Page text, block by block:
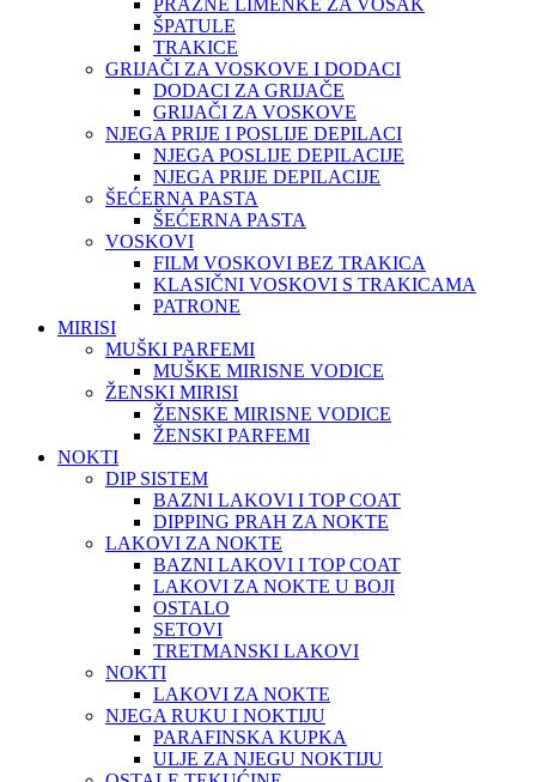
PRAZNE LIMENKE ZA VOSAK
ŠPATULE
TRAKICE
GRIJAČI ZA VOSKOVE I DODACI
DODACI ZA GRIJAČE
GRIJAČI ZA VOSKOVE
NJEGA PRIJE I POSLIJE DEPILACI
NJEGA POSLIJE DEPILACIJE
NJEGA PRIJE DEPILACIJE
ŠEĆERNA PASTA
ŠEĆERNA PASTA
VOSKOVI
FILM VOSKOVI BEZ TRAKICA
KLASIČNI VOSKOVI S TRAKICAMA
PATRONE
MIRISI
MUŠKI PARFEMI
MUŠKE MIRISNE VODICE
ŽENSKI MIRISI
ŽENSKE MIRISNE VODICE
ŽENSKI PARFEMI
NOKTI
DIP SISTEM
BAZNI LAKOVI I TOP COAT
DIPPING PRAH ZA NOKTE
LAKOVI ZA NOKTE
BAZNI LAKOVI I TOP COAT
LAKOVI ZA NOKTE U BOJI
OSTALO
SETOVI
TRETMANSKI LAKOVI
NOKTI
LAKOVI ZA NOKTE
NJEGA RUKU I NOKTIJU
PARAFINSKA KUPKA
ULJE ZA NJEGU NOKTIJU